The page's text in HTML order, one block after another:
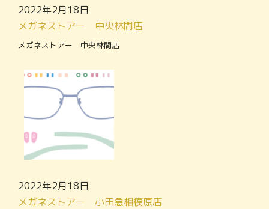
2022年2月18日
メガネストアー 中央林間店
メガネストアー 中央林間店
2022年2月18日
メガネストアー 小田急相模原店